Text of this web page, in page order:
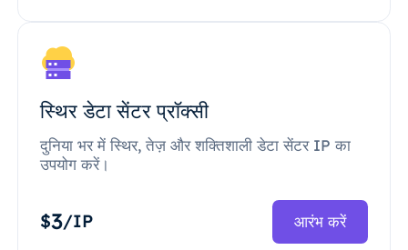
स्थिर डेटा सेंटर प्रॉक्सी
दुनिया भर में स्थिर, तेज़ और शक्तिशाली डेटा सेंटर IP का
उपयोग करें।
$3/IP आरंभ करें